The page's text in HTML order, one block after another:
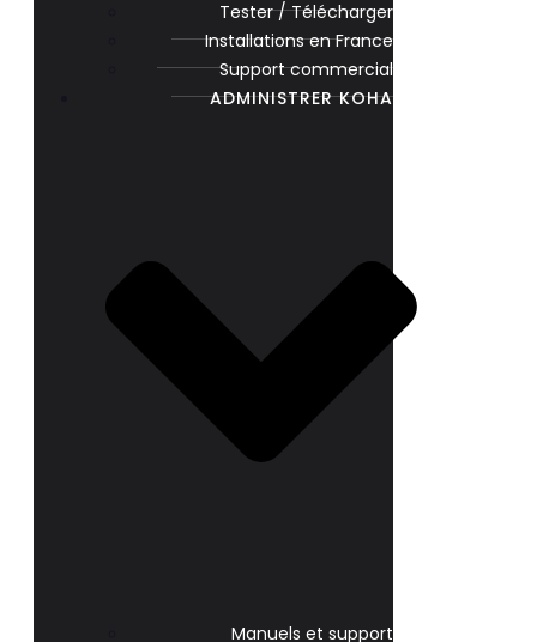
Tester / Télécharger
Installations en France
Support commercial
ADMINISTRER KOHA
Manuels et support